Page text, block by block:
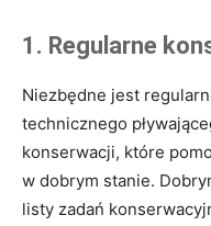
1. Regularne
Niezbędne jest
technicznego
konserwacji, które
w dobrym stanie.
listy zadań